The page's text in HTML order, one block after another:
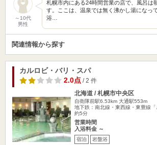
～10代
男性
札幌市内にある24時間営業の店で、風呂は
す。ここは、温泉では無く沸かし湯になっ
浴…
関連情報から探す
カルロビ・バリ・スパ
2.0点/ 2 件
北海道 / 札幌市中央区
自衛隊前駅6.53km 大通駅553m
地下鉄：南北線・東西線・東豊線
約5分
営業時間
入浴料金 ～
宿泊 岩盤浴